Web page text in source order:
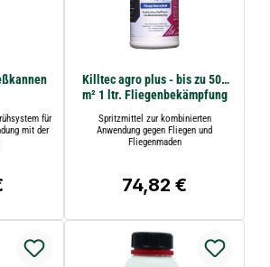
für
mit der
Killtec agro plus - bis zu 500
m² 1 ltr. Fliegenbekämpfung
Spritzmittel zur kombinierten
Anwendung gegen Fliegen und
Fliegenmaden
Regulärer Preis:
74,82 €